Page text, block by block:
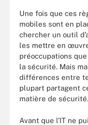
Une fois que ces
mobiles sont en
chercher un outil
les mettre en
préoccupations
la sécurité. Mais
différences entre
plupart partagent
matière de sécurité.
Avant que l’IT ne